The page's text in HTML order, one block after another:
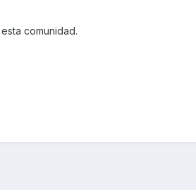
comunidad.